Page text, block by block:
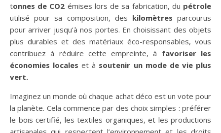
tonnes de CO2 émises lors de sa fabrication, du pétrole
utilisé pour sa composition, des kilomètres parcourus
pour arriver jusqu’à nos portes. En choisissant des objets
plus durables et des matériaux éco-responsables, vous
contribuez à réduire cette empreinte, à favoriser les
économies locales et à soutenir un mode de vie plus
vert.
Imaginez un monde où chaque achat déco est un vote pour
la planète. Cela commence par des choix simples : préférer
le bois certifié, les textiles organiques, et les productions